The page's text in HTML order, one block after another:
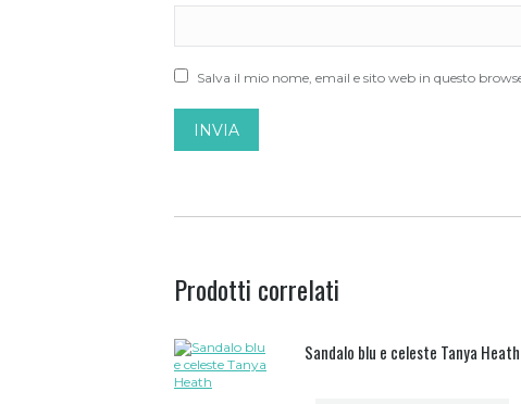
Salva il mio nome, email e sito web in questo
Prodotti correlati
Sandalo blu e celeste Tanya Heath